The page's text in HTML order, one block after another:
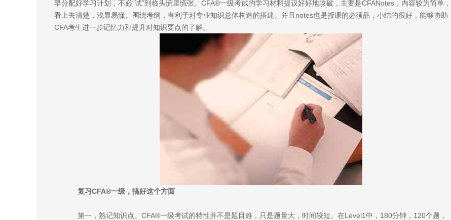
早分配好学习计划，不必“试”到临头慌里慌张。CFA®一级考试的学习材料提议好好地攻破，主要是CFANotes，内容较为简单，
看上去清楚，浅显易懂。围绕考纲，有利于对专业知识总体构造的搭建。并且notes也是授课的必须品，小结的很好，能够协助
CFA考生进一步记忆力和提升对知识要点的了解。
复习CFA®一级，搞好这个方面
第一，熟记知识点。CFA®一级考试的特性并不是题目难，只是题量大，时间较短。在Level1中，180分钟，120个题，